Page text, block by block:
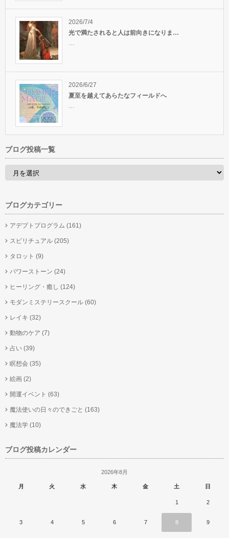
2026/7/4
光で満たされると人は前向きになりま…
2026/6/27
夏至を越えてあらたなフィールドへ
ブログ投稿一覧
ブログカテゴリー
アデプトプログラム (161)
スピリチュアル (205)
タロット (9)
パワーストーン (24)
ヒーリング・癒し (124)
モダンミステリースクール (60)
レイキ (32)
動物のケア (7)
占い (39)
瞑想会 (35)
絵画 (2)
開運イベント (63)
魔法使いの日々のできごと (163)
魔法学 (10)
ブログ投稿カレンダー
2026年8月
月 火 水 木 金 土 日
1 2
3 4 5 6 7 8 9